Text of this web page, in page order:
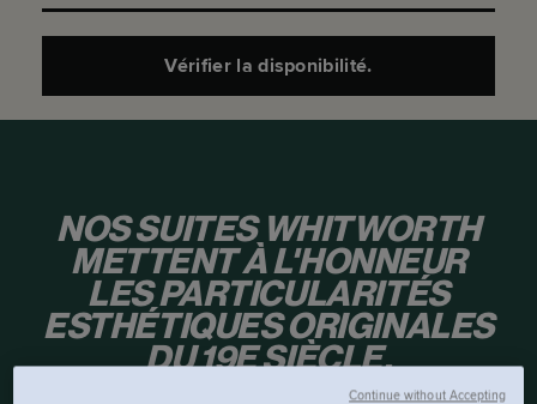
Vérifier la disponibilité.
NOS SUITES WHITWORTH
METTENT À L'HONNEUR
LES PARTICULARITÉS
ESTHÉTIQUES ORIGINALES
DU 19E SIÈCLE.
Continue without Accepting